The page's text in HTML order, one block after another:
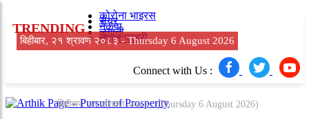
TRENDING
कोरोना भाइरस
सेयर
नेकपा
लगानी
नेपाल प्रहरी
Connect with Us :
बिहीबार, २१ श्रावण २०८३ (Thursday 6 August 2026)
बिहीबार, २१ श्रावण २०८३ -Thursday 6 August 2026